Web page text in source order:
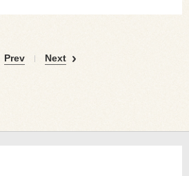
Prev Next